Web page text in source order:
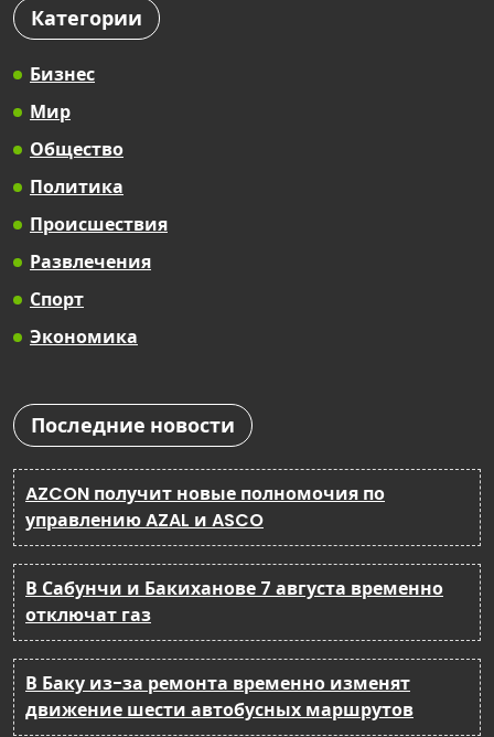
Категории
Бизнес
Мир
Общество
Политика
Происшествия
Развлечения
Спорт
Экономика
Последние новости
AZCON получит новые полномочия по
управлению AZAL и ASCO
В Сабунчи и Бакиханове 7 августа временно
отключат газ
В Баку из-за ремонта временно изменят
движение шести автобусных маршрутов